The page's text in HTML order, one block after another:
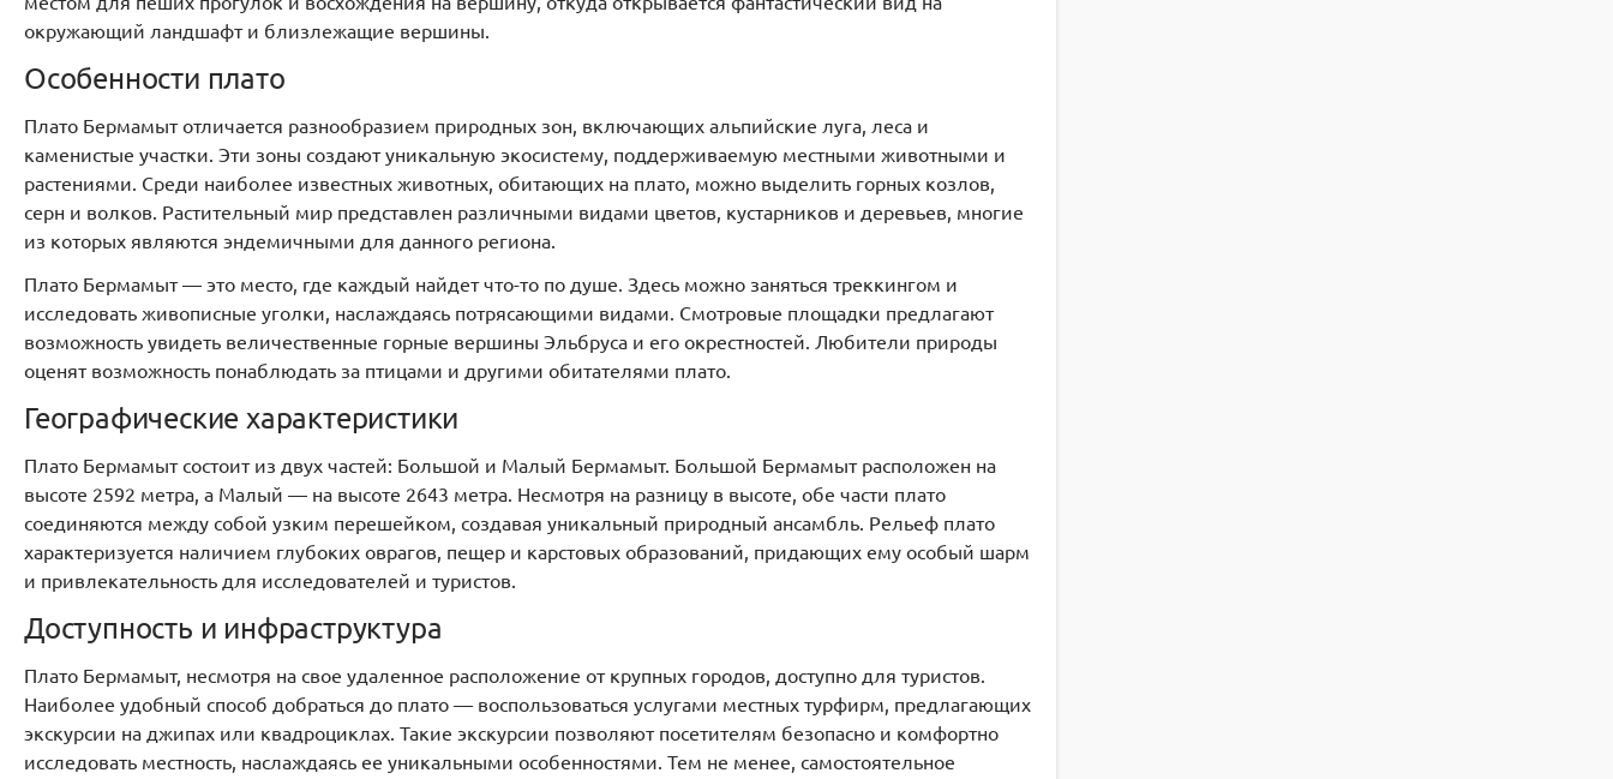
окружающий ландшафт и близлежащие вершины.
Особенности плато
Плато Бермамыт отличается разнообразием природных зон, включающих альпийские луга, леса и
каменистые участки. Эти зоны создают уникальную экосистему, поддерживаемую местными животными и
растениями. Среди наиболее известных животных, обитающих на плато, можно выделить горных козлов,
серн и волков. Растительный мир представлен различными видами цветов, кустарников и деревьев, многие
из которых являются эндемичными для данного региона.
Плато Бермамыт — это место, где каждый найдет что-то по душе. Здесь можно заняться треккингом и
исследовать живописные уголки, наслаждаясь потрясающими видами. Смотровые площадки предлагают
возможность увидеть величественные горные вершины Эльбруса и его окрестностей. Любители природы
оценят возможность понаблюдать за птицами и другими обитателями плато.
Географические характеристики
Плато Бермамыт состоит из двух частей: Большой и Малый Бермамыт. Большой Бермамыт расположен на
высоте 2592 метра, а Малый — на высоте 2643 метра. Несмотря на разницу в высоте, обе части плато
соединяются между собой узким перешейком, создавая уникальный природный ансамбль. Рельеф плато
характеризуется наличием глубоких оврагов, пещер и карстовых образований, придающих ему особый шарм
и привлекательность для исследователей и туристов.
Доступность и инфраструктура
Плато Бермамыт, несмотря на свое удаленное расположение от крупных городов, доступно для туристов.
Наиболее удобный способ добраться до плато — воспользоваться услугами местных турфирм, предлагающих
экскурсии на джипах или квадроциклах. Такие экскурсии позволяют посетителям безопасно и комфортно
исследовать местность, наслаждаясь ее уникальными особенностями. Тем не менее, самостоятельное